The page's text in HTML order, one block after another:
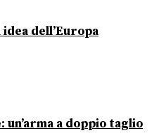
dell’Europa
un’arma a doppio taglio